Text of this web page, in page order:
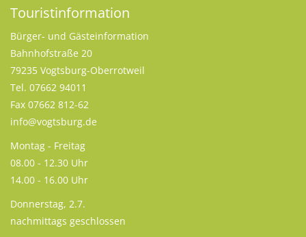
Touristinformation
Bürger- und Gästeinformation
Bahnhofstraße 20
79235 Vogtsburg-Oberrotweil
Tel. 07662 94011
Fax 07662 812-62
info@vogtsburg.de
Montag - Freitag
08.00 - 12.30 Uhr
14.00 - 16.00 Uhr
Donnerstag, 2.7.
nachmittags geschlossen